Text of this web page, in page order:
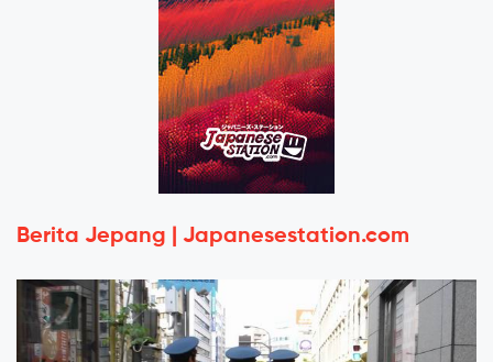
Berita Jepang | Japanesestation.com